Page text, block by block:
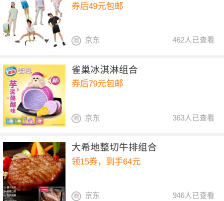
券后49元包邮
462人已查看
京东
雀巢冰淇淋组合
券后79元包邮
363人已查看
京东
大希地整切牛排组合
领15券，到手64元
946人已查看
京东